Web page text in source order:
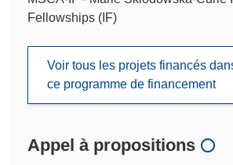
Fellowships (IF)
Voir tous les projets financés
ce programme de financement
Appel à propositions